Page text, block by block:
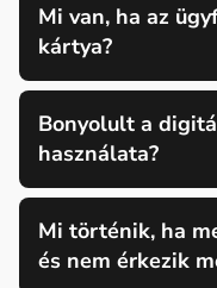
Mi van, ha az
kártya?
Bonyolult a
használata?
Mi történik, ha
és nem érkezik